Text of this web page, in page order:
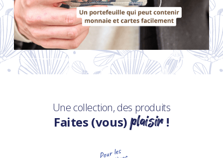
Une collection, des produits
Faites (vous)plaisir!